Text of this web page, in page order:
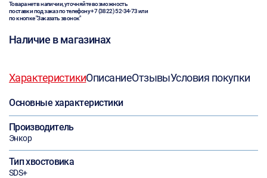
Товара нет в наличии, уточняйте возможность
поставки под заказ по телефону+7 (3822) 52-34-73или
по кнопке "Заказать звонок"
Наличие в магазинах
ХарактеристикиОписаниеОтзывыУсловия покупки
Основные характеристики
Производитель
Энкор
Тип хвостовика
SDS+